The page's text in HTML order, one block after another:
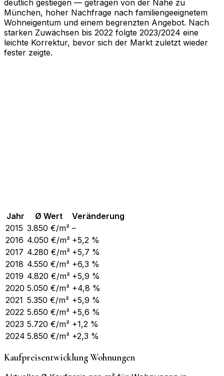
deutlich gestiegen — getragen von der Nähe zu
München, hoher Nachfrage nach familiengeeignetem
Wohneigentum und einem begrenzten Angebot. Nach
starken Zuwächsen bis 2022 folgte 2023/2024 eine
leichte Korrektur, bevor sich der Markt zuletzt wieder
fester zeigte.
Jahr Ø Wert
Veränderung
2015 3.850 €/m² –
2016 4.050 €/m² +5,2 %
2017 4.280 €/m² +5,7 %
2018 4.550 €/m² +6,3 %
2019 4.820 €/m² +5,9 %
2020 5.050 €/m² +4,8 %
2021 5.350 €/m² +5,9 %
2022 5.650 €/m² +5,6 %
2023 5.720 €/m² +1,2 %
2024 5.850 €/m² +2,3 %
Kaufpreisentwicklung Wohnungen